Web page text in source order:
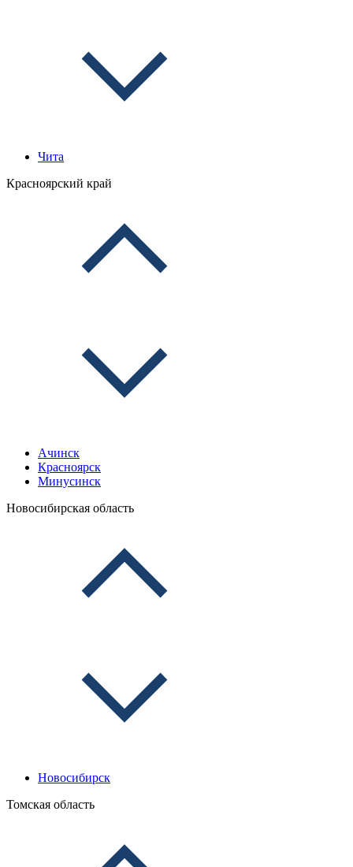
Чита
Красноярский край
Ачинск
Красноярск
Минусинск
Новосибирская область
Новосибирск
Томская область